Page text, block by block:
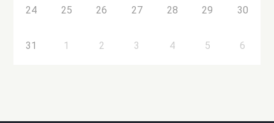
24 25 26 27 28 29 30
31 1 2 3 4 5 6